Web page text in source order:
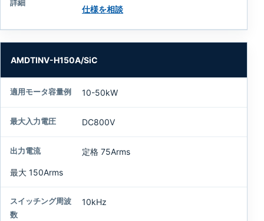
仕様を相談
AMDTINV-H150A/SiC
10-50kW
DC800V
定格 75Arms
最大 150Arms
10kHz